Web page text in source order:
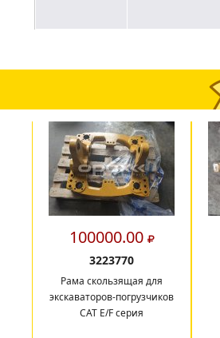
100000.00
3223770
Рама скользящая для
экскаваторов-погрузчиков
CAT E/F серия